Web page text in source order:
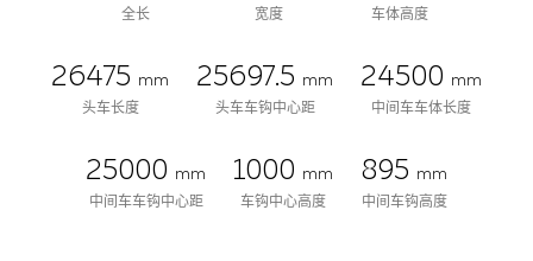
全长
宽度
车体高度
26475 mm
头车长度
25697.5 mm
头车车钩中心距
24500 mm
中间车车体长度
25000 mm
中间车车钩中心距
1000 mm
车钩中心高度
895 mm
中间车钩高度